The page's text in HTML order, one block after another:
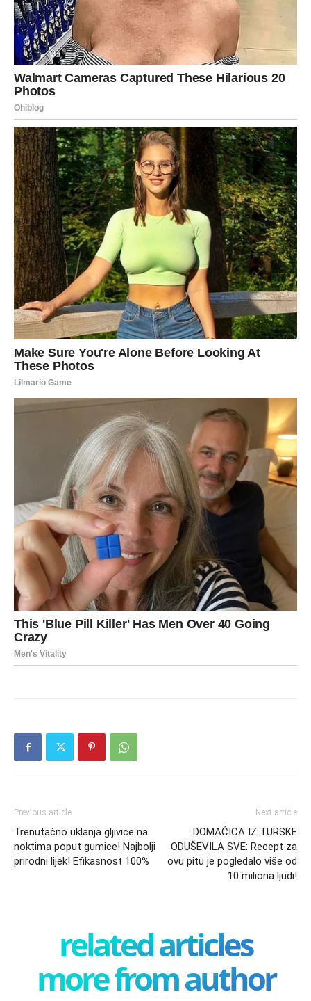
Previous article
Trenutačno uklanja gljivice na
noktima poput gumice! Najbolji
prirodni lijek! Efikasnost 100%
Next article
DOMAĆICA IZ TURSKE
ODUŠEVILA SVE: Recept za
ovu pitu je pogledalo više od
10 miliona ljudi!
related articles
more from author